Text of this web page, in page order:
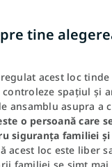
tine
acest loc
spațiul și
ansamblu asupra a
o persoană care
siguranța familiei
acest loc este liber
familiei se simt mai